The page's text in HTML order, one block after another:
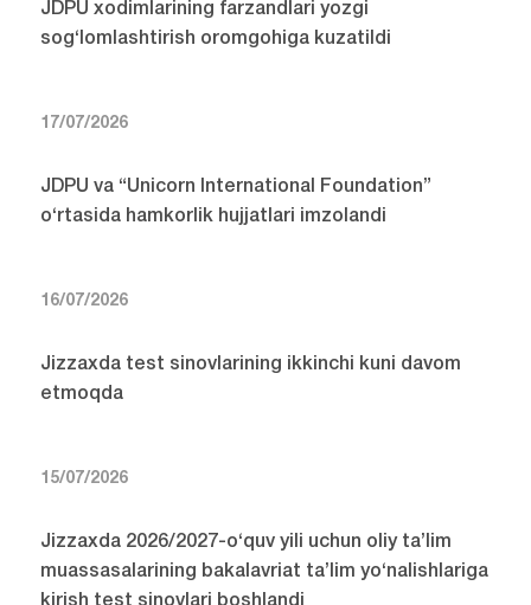
JDPU xodimlarining farzandlari yozgi
sog‘lomlashtirish oromgohiga kuzatildi
17/07/2026
JDPU va “Unicorn International Foundation”
o‘rtasida hamkorlik hujjatlari imzolandi
16/07/2026
Jizzaxda test sinovlarining ikkinchi kuni davom
etmoqda
15/07/2026
Jizzaxda 2026/2027-o‘quv yili uchun oliy ta’lim
muassasalarining bakalavriat ta’lim yo‘nalishlariga